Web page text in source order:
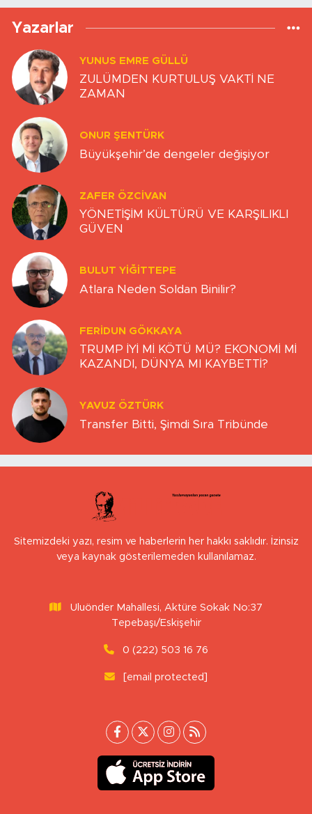
Yazarlar
YUNUS EMRE GÜLLÜ
ZULÜMDEN KURTULUŞ VAKTİ NE
ZAMAN
ONUR ŞENTÜRK
Büyükşehir’de dengeler değişiyor
ZAFER ÖZCIVAN
YÖNETİŞİM KÜLTÜRÜ VE KARŞILIKLI
GÜVEN
BULUT YİĞİTTEPE
Atlara Neden Soldan Binilir?
FERIDUN GÖKKAYA
TRUMP İYİ Mİ KÖTÜ MÜ? EKONOMİ Mİ
KAZANDI, DÜNYA MI KAYBETTİ?
YAVUZ ÖZTÜRK
Transfer Bitti, Şimdi Sıra Tribünde
Sitemizdeki yazı, resim ve haberlerin her hakkı saklıdır. İzinsiz
veya kaynak gösterilemeden kullanılamaz.
Uluönder Mahallesi, Aktüre Sokak No:37
Tepebaşı/Eskişehir
0 (222) 503 16 76
[email protected]